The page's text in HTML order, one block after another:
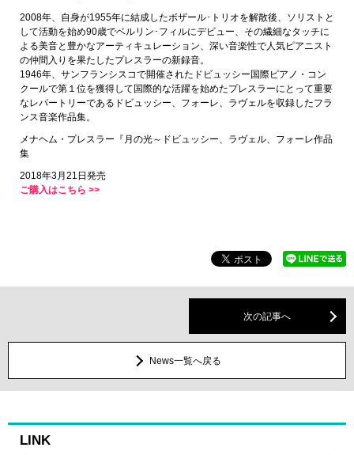
2008年、自身が1955年に結成したボザール･トリオを解散後、ソリストと
して活動を始め90歳でベルリン･フィルにデビュー、その繊細なタッチに
よる美音と豊かなアーティキュレーション、深い音楽性で人気ピアニスト
の仲間入りを果たしたプレスラーの新録音。
1946年、サンフランシスコで開催されたドビュッシー国際ピアノ・コン
クールで第１位を獲得して国際的な活躍を始めたプレスラーにとって重要
なレパートリーであるドビュッシー、フォーレ、ラヴェルを収録したフラ
ンス音楽作品集。
メナヘム・プレスラー『月の光～ドビュッシー、ラヴェル、フォーレ作品
集
2018年3月21日発売
ご購入はこちら >>
次の記事へ
News一覧へ戻る
LINK